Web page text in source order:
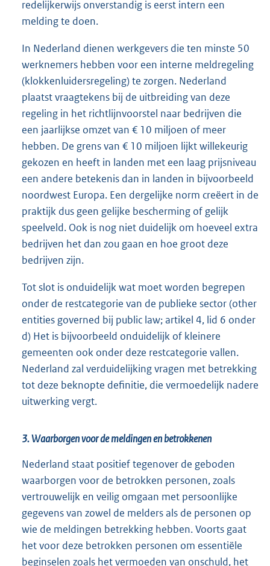
redelijkerwijs onverstandig is eerst intern een
melding te doen.
In Nederland dienen werkgevers die ten minste 50
werknemers hebben voor een interne meldregeling
(klokkenluidersregeling) te zorgen. Nederland
plaatst vraagtekens bij de uitbreiding van deze
regeling in het richtlijnvoorstel naar bedrijven die
een jaarlijkse omzet van € 10 miljoen of meer
hebben. De grens van € 10 miljoen lijkt willekeurig
gekozen en heeft in landen met een laag prijsniveau
een andere betekenis dan in landen in bijvoorbeeld
noordwest Europa. Een dergelijke norm creëert in de
praktijk dus geen gelijke bescherming of gelijk
speelveld. Ook is nog niet duidelijk om hoeveel extra
bedrijven het dan zou gaan en hoe groot deze
bedrijven zijn.
Tot slot is onduidelijk wat moet worden begrepen
onder de restcategorie van de publieke sector (other
entities governed bij public law; artikel 4, lid 6 onder
d) Het is bijvoorbeeld onduidelijk of kleinere
gemeenten ook onder deze restcategorie vallen.
Nederland zal verduidelijking vragen met betrekking
tot deze beknopte definitie, die vermoedelijk nadere
uitwerking vergt.
3. Waarborgen voor de meldingen en betrokkenen
Nederland staat positief tegenover de geboden
waarborgen voor de betrokken personen, zoals
vertrouwelijk en veilig omgaan met persoonlijke
gegevens van zowel de melders als de personen op
wie de meldingen betrekking hebben. Voorts gaat
het voor deze betrokken personen om essentiële
beginselen zoals het vermoeden van onschuld, het